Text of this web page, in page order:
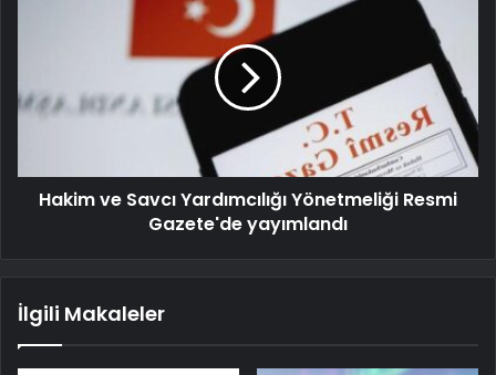
Hakim ve Savcı Yardımcılığı Yönetmeliği Resmi
Gazete'de yayımlandı
İlgili Makaleler